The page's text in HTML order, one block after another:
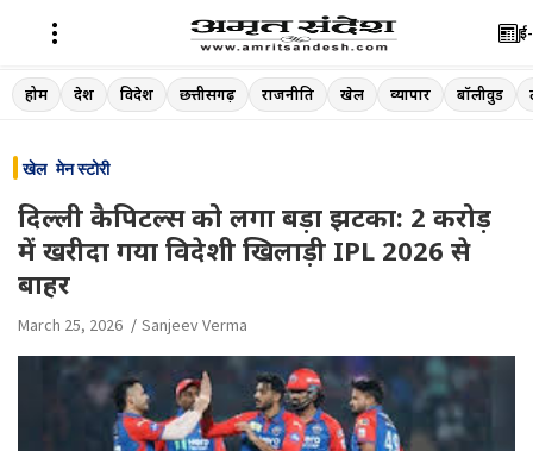
Skip
to
होम देश विदेश छत्तीसगढ़ राजनीति खेल व्यापार बॉलीवुड
खेल मेन स्टोरी
दिल्ली कैपिटल्स को लगा बड़ा झटका: 2 करोड़
में खरीदा गया विदेशी खिलाड़ी IPL 2026 से
बाहर
March 25, 2026 Sanjeev Verma